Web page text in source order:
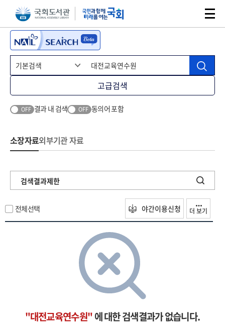
본문 바로가기주메뉴 바로가기
고급검색
OFF 결과 내 검색 OFF 동의어 포함
소장자료외부기관 자료
검색결과제한
전체선택 야간이용신청 더 보기
"대전교육연수원"에 대한 검색결과가 없습니다.